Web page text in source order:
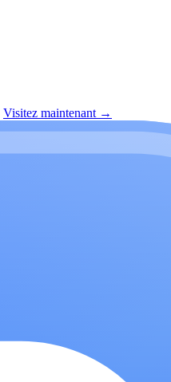
Visitez maintenant →